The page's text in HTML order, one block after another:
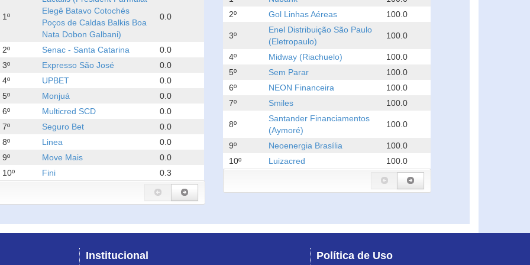
1º
Elegê Batavo Cotochés
Poços de Caldas Balkis Boa
Nata Dobon Galbani)
0.0
2º Senac - Santa Catarina
0.0
3º
Expresso São José
0.0
4º
UPBET
0.0
5º
Monjuá
0.0
6º
Multicred SCD
0.0
7º
Seguro Bet
0.0
8º
Linea
0.0
9º
Move Mais
0.0
10º
Fini 0.3
2º
Gol Linhas Aéreas 100.0
3º
Enel Distribuição São Paulo
(Eletropaulo)
100.0
4º Midway (Riachuelo)
100.0
5º
Sem Parar
100.0
6º
NEON Financeira
100.0
7º
Smiles 100.0
8º
Santander Financiamentos
(Aymoré)
100.0
9º Neoenergia Brasília
100.0
10º
Luizacred 100.0
Institucional Política de Uso